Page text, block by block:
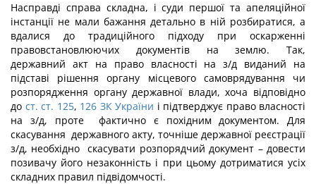
Насправді справа складна, і суди першої та апеляційної
інстанції не мали бажання детально в ній розбиратися, а
вдалися до традиційного підходу при оскарженні
правовстановлюючих документів на землю. Так,
державний акт на право власності на з/д виданий на
підставі рішення органу місцевого самоврядування чи
розпорядження органу державної влади, хоча відповідно
до ст. ст. 125, 126 ЗК України і підтверджує право власності
на з/д, проте фактично є похідним документом. Для
скасування державного акту, точніше державної реєстрації
з/д, необхідно скасувати розпорядчий документ – довести
позивачу його незаконність і при цьому дотриматися усіх
складних правил підвідомчості.